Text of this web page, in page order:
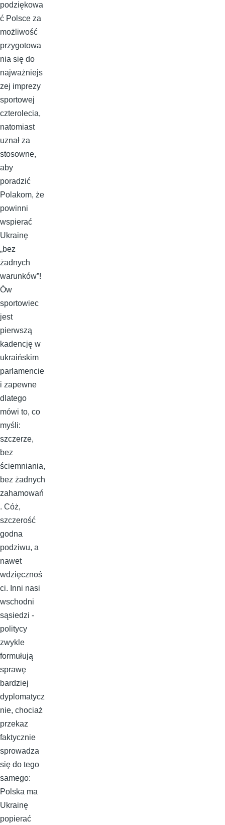
podziękowa
ć Polsce za
możliwość
przygotowa
nia się do
najważniejs
zej imprezy
sportowej
czterolecia,
natomiast
uznał za
stosowne,
aby
poradzić
Polakom, że
powinni
wspierać
Ukrainę
„bez
żadnych
warunków”!
Ów
sportowiec
jest
pierwszą
kadencję w
ukraińskim
parlamencie
i zapewne
dlatego
mówi to, co
myśli:
szczerze,
bez
ściemniania,
bez żadnych
zahamowań
. Cóż,
szczerość
godna
podziwu, a
nawet
wdzięcznoś
ci. Inni nasi
wschodni
sąsiedzi -
politycy
zwykle
formułują
sprawę
bardziej
dyplomatycz
nie, chociaż
przekaz
faktycznie
sprowadza
się do tego
samego:
Polska ma
Ukrainę
popierać